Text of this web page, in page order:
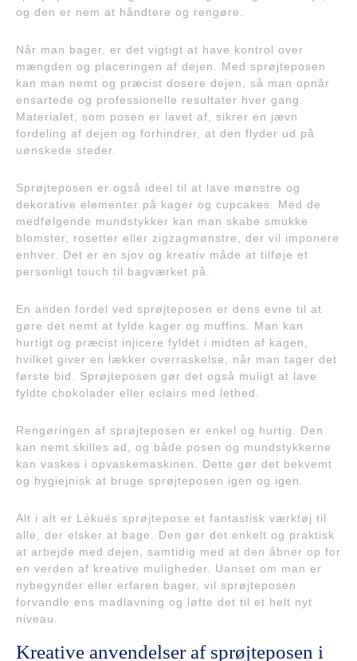
og den er nem at håndtere og rengøre.
Når man bager, er det vigtigt at have kontrol over
mængden og placeringen af dejen. Med sprøjteposen
kan man nemt og præcist dosere dejen, så man opnår
ensartede og professionelle resultater hver gang.
Materialet, som posen er lavet af, sikrer en jævn
fordeling af dejen og forhindrer, at den flyder ud på
uønskede steder.
Sprøjteposen er også ideel til at lave mønstre og
dekorative elementer på kager og cupcakes. Med de
medfølgende mundstykker kan man skabe smukke
blomster, rosetter eller zigzagmønstre, der vil imponere
enhver. Det er en sjov og kreativ måde at tilføje et
personligt touch til bagværket på.
En anden fordel ved sprøjteposen er dens evne til at
gøre det nemt at fylde kager og muffins. Man kan
hurtigt og præcist injicere fyldet i midten af kagen,
hvilket giver en lækker overraskelse, når man tager det
første bid. Sprøjteposen gør det også muligt at lave
fyldte chokolader eller eclairs med lethed.
Rengøringen af sprøjteposen er enkel og hurtig. Den
kan nemt skilles ad, og både posen og mundstykkerne
kan vaskes i opvaskemaskinen. Dette gør det bekvemt
og hygiejnisk at bruge sprøjteposen igen og igen.
Alt i alt er Lékués sprøjtepose et fantastisk værktøj til
alle, der elsker at bage. Den gør det enkelt og praktisk
at arbejde med dejen, samtidig med at den åbner op for
en verden af kreative muligheder. Uanset om man er
nybegynder eller erfaren bager, vil sprøjteposen
forvandle ens madlavning og løfte det til et helt nyt
niveau.
Kreative anvendelser af sprøjteposen i